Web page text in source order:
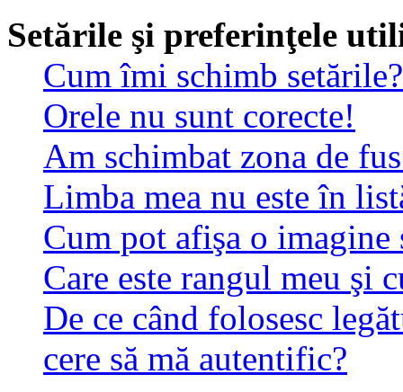
Setările şi preferinţele
Cum îmi schimb setările?
Orele nu sunt corecte!
Am schimbat zona de
Limba mea nu este în
Cum pot afişa o
Care este rangul meu şi
De ce când folosesc
cere să mă autentific?